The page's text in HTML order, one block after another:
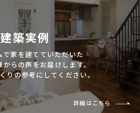
建築実例
で家を建てていただいた
からの声をお届けします。
りの参考にしてください。
詳細はこちら